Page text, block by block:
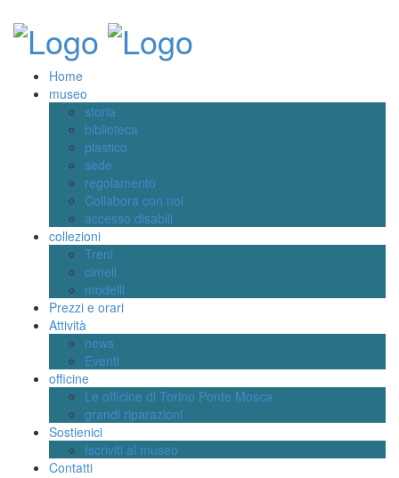
Home
museo
storia
biblioteca
plastico
sede
regolamento
Collabora con noi
accesso disabili
collezioni
Treni
cimeli
modelli
Prezzi e orari
Attività
news
Eventi
officine
Le officine di Torino Ponte Mosca
grandi riparazioni
Sostienici
Iscriviti al museo
Contatti